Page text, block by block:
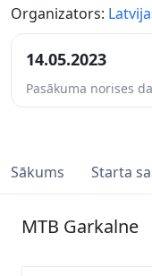
Organizators:
14.05.2023
Pasākuma norises
Sākums Starta
MTB Garkalne